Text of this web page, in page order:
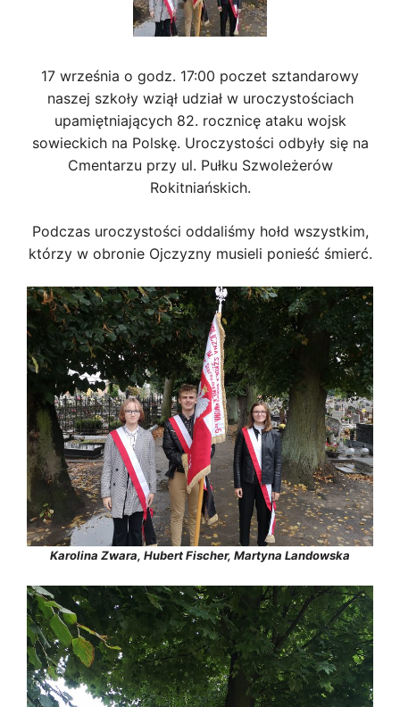
17 września o godz. 17:00 poczet sztandarowy
naszej szkoły wziął udział w uroczystościach
upamiętniających 82. rocznicę ataku wojsk
sowieckich na Polskę. Uroczystości odbyły się na
Cmentarzu przy ul. Pułku Szwoleżerów
Rokitniańskich.
Podczas uroczystości oddaliśmy hołd wszystkim,
którzy w obronie Ojczyzny musieli ponieść śmierć.
Karolina Zwara, Hubert Fischer, Martyna Landowska